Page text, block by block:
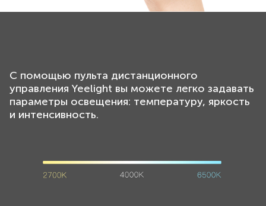
С помощью пульта дистанционного
управления Yeelight вы можете легко задавать
параметры освещения: температуру, яркость
и интенсивность.